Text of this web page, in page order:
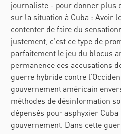
journaliste - pour donner plus
sur la situation à Cuba : Avoir
contenter de faire du
justement, c’est ce type de
parfaitement le jeu du blocus
permanence des accusations
guerre hybride contre
gouvernement américain
méthodes de désinformation
dépensés pour asphyxier
gouvernement. Dans cette